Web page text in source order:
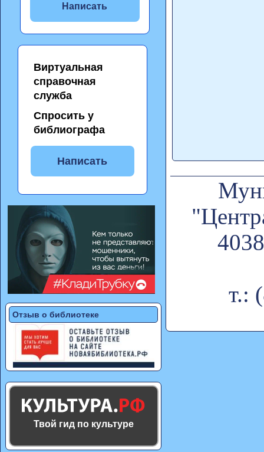
Написать
Виртуальная
справочная
служба
Спросить у
библиографа
Написать
Отзыв о библиотеке
Твой гид по культуре
т.: